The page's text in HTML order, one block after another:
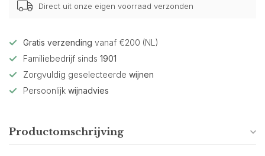
Direct uit onze eigen voorraad verzonden
Gratis verzending vanaf €200 (NL)
Familiebedrijf sinds 1901
Zorgvuldig geselecteerde wijnen
Persoonlijk wijnadvies
Productomschrijving